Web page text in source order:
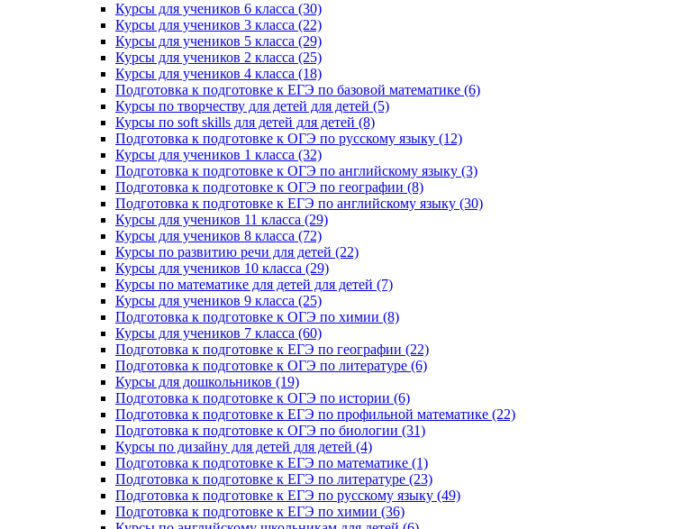
Курсы для учеников 6 класса (30)
Курсы для учеников 3 класса (22)
Курсы для учеников 5 класса (29)
Курсы для учеников 2 класса (25)
Курсы для учеников 4 класса (18)
Подготовка к подготовке к ЕГЭ по базовой математике (6)
Курсы по творчеству для детей для детей (5)
Курсы по soft skills для детей для детей (8)
Подготовка к подготовке к ОГЭ по русскому языку (12)
Курсы для учеников 1 класса (32)
Подготовка к подготовке к ОГЭ по английскому языку (3)
Подготовка к подготовке к ОГЭ по географии (8)
Подготовка к подготовке к ЕГЭ по английскому языку (30)
Курсы для учеников 11 класса (29)
Курсы для учеников 8 класса (72)
Курсы по развитию речи для детей (22)
Курсы для учеников 10 класса (29)
Курсы по математике для детей для детей (7)
Курсы для учеников 9 класса (25)
Подготовка к подготовке к ОГЭ по химии (8)
Курсы для учеников 7 класса (60)
Подготовка к подготовке к ЕГЭ по географии (22)
Подготовка к подготовке к ОГЭ по литературе (6)
Курсы для дошкольников (19)
Подготовка к подготовке к ОГЭ по истории (6)
Подготовка к подготовке к ЕГЭ по профильной математике (22)
Подготовка к подготовке к ОГЭ по биологии (31)
Курсы по дизайну для детей для детей (4)
Подготовка к подготовке к ЕГЭ по математике (1)
Подготовка к подготовке к ЕГЭ по литературе (23)
Подготовка к подготовке к ЕГЭ по русскому языку (49)
Подготовка к подготовке к ЕГЭ по химии (36)